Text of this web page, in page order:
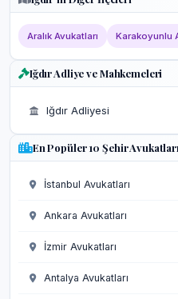
Aralık Avukatları Karakoyunlu
Iğdır Adliye ve Mahkemeleri
Iğdır Adliyesi
En Popüler 10 Şehir Avukatları
İstanbul Avukatları
Ankara Avukatları
İzmir Avukatları
Antalya Avukatları